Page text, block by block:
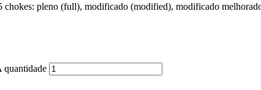
chokes: pleno (full), modificado (modified), modificado